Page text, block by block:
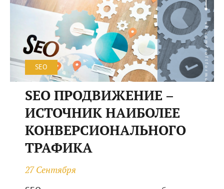
SEO
SEO ПРОДВИЖЕНИЕ –
ИСТОЧНИК НАИБОЛЕЕ
КОНВЕРСИОНАЛЬНОГО
ТРАФИКА
27 Сентября